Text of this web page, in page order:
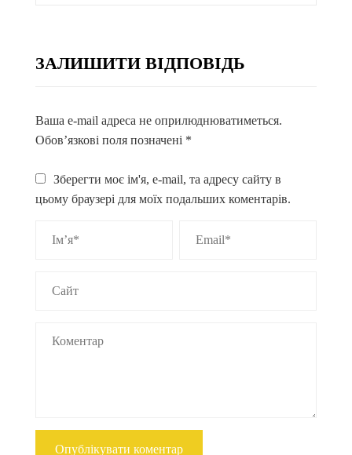
ЗАЛИШИТИ ВІДПОВІДЬ
Ваша e-mail адреса не оприлюднюватиметься.
Обов’язкові поля позначені *
Зберегти моє ім'я, e-mail, та адресу сайту в
цьому браузері для моїх подальших коментарів.